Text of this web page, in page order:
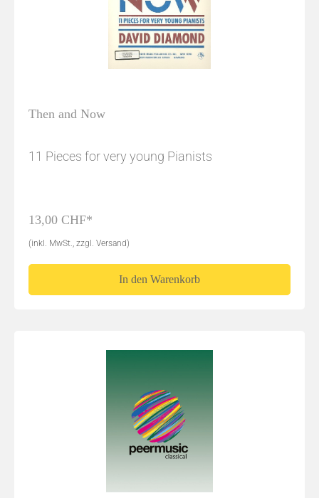
Then and Now
11 Pieces for very young Pianists
13,00 CHF*
(inkl. MwSt., zzgl. Versand)
In den Warenkorb